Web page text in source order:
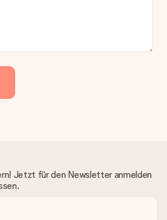
Jetzt für den Newsletter anmelden